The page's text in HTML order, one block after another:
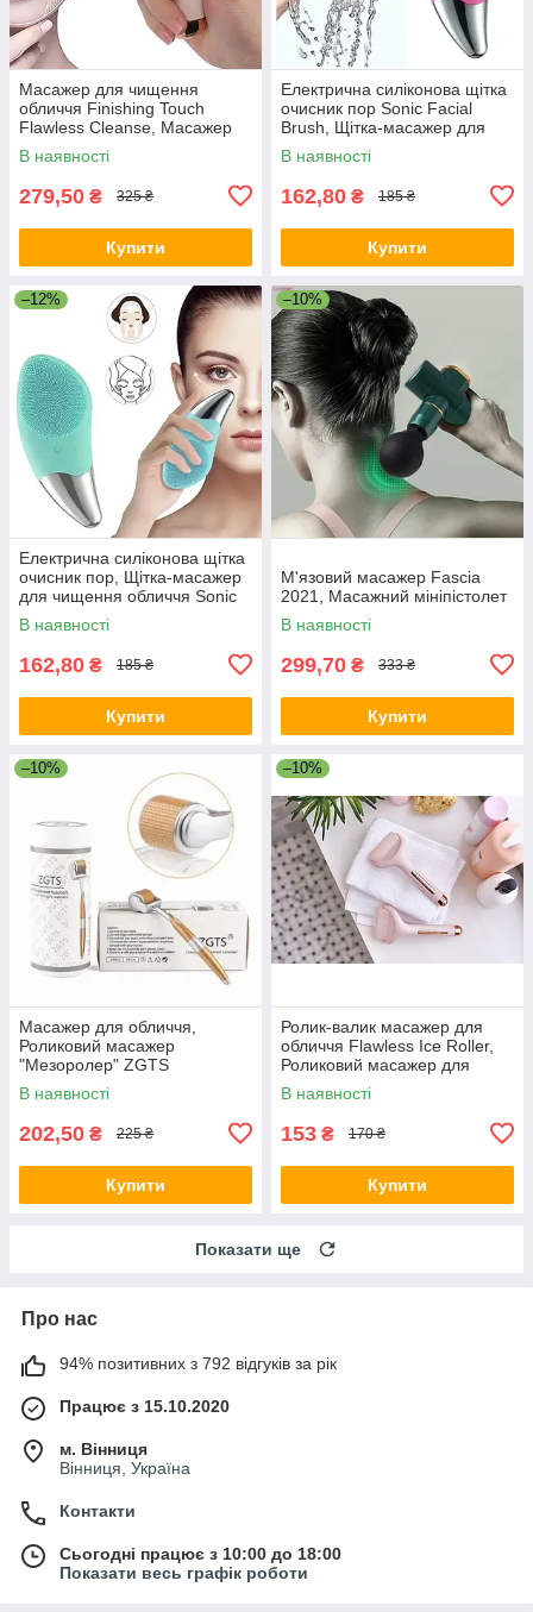
Масажер для чищення
обличчя Finishing Touch
Flawless Cleanse, Масажер
для обличчя
В наявності
279,50 ₴ 325 ₴
Купити
Електрична силіконова щітка
очисник пор Sonic Facial
Brush, Щітка-масажер для
чищення обличчя
В наявності
162,80 ₴ 185 ₴
Купити
–12%
Електрична силіконова щітка
очисник пор, Щітка-масажер
для чищення обличчя Sonic
Facial Brush Блакитна
В наявності
162,80 ₴ 185 ₴
Купити
–10%
М'язовий масажер Fascia
2021, Масажний мініпістолет
В наявності
299,70 ₴ 333 ₴
Купити
–10%
Масажер для обличчя,
Роликовий масажер
"Мезоролер" ZGTS
В наявності
202,50 ₴ 225 ₴
Купити
–10%
Ролик-валик масажер для
обличчя Flawless Ice Roller,
Роликовий масажер для
обличчя
В наявності
153 ₴ 170 ₴
Купити
Показати ще
Про нас
94% позитивних з 792 відгуків за рік
Працює з 15.10.2020
м. Вінниця
Вінниця, Україна
Контакти
Сьогодні працює з 10:00 до 18:00
Показати весь графік роботи